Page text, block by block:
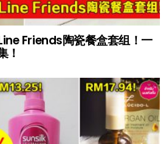
Friends陶瓷餐盒套组！一
！